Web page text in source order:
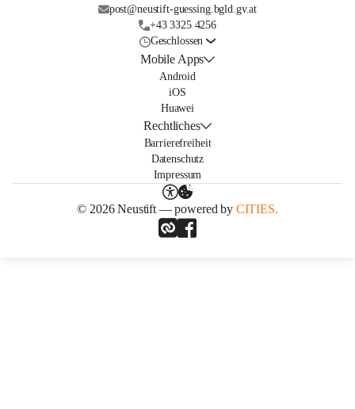
post@neustift-guessing.bgld.gv.at
+43 3325 4256
Geschlossen
Mobile Apps
Android
iOS
Huawei
Rechtliches
Barrierefreiheit
Datenschutz
Impressum
© 2026 Neustift — powered by CITIES.